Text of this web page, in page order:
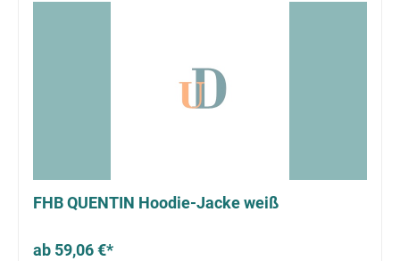
FHB QUENTIN Hoodie-Jacke weiß
ab 59,06 €*